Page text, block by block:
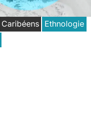
Caribéens
Ethnologie